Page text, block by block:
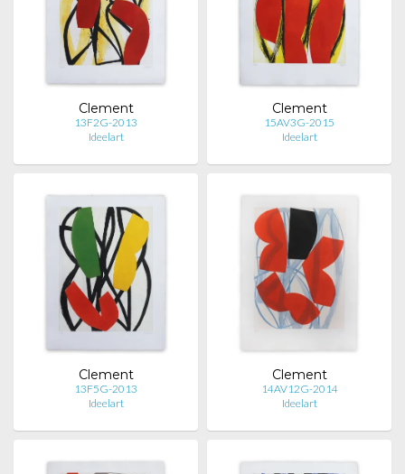
Clement
13F2G-2013
Ideelart
Clement
15AV3G-2015
Ideelart
Clement
13F5G-2013
Ideelart
Clement
14AV12G-2014
Ideelart